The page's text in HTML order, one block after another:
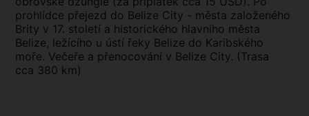
prohlídce přejezd do Belize City - města založeného
Brity v 17. století a historického hlavního města
Belize, ležícího u ústí řeky Belize do Karibského
moře. Večeře a přenocování v Belize City. (Trasa
cca 380 km)